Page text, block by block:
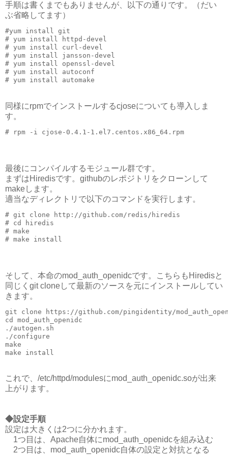
手順は書くまでもありませんが、以下の通りです。（だい
ぶ省略してます）
#yum install git
# yum install httpd-devel
# yum install curl-devel
# yum install jansson-devel
# yum install openssl-devel
# yum install autoconf
同様にrpmでインストールするcjoseについても導入しま
す。
最後にコンパイルするモジュール群です。
まずはHiredisです。githubのレポジトリをクローンして
makeします。
適当なディレクトリで以下のコマンドを実行します。
# git clone http://github.com/redis/hiredis
# cd hiredis
# make
そして、本命のmod_auth_openidcです。こちらもHiredisと
同じくgit cloneして最新のソースを元にインストールしてい
きます。
git clone https://github.com/pingidentity/
cd mod_auth_openidc
./autogen.sh
./configure
make
これで、/etc/httpd/modulesにmod_auth_openidc.soが出来
上がります。
◆設定手順
設定は大きくは2つに分かれます。
1つ目は、Apache自体にmod_auth_openidcを組み込む
2つ目は、mod_auth_openidc自体の設定と対抗となる